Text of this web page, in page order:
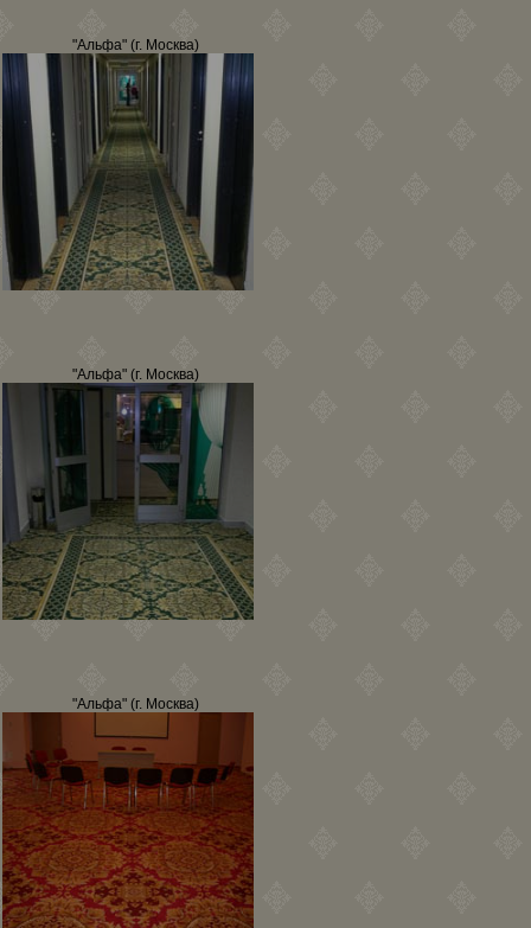
"Альфа" (г. Москва)
"Альфа" (г. Москва)
"Альфа" (г. Москва)